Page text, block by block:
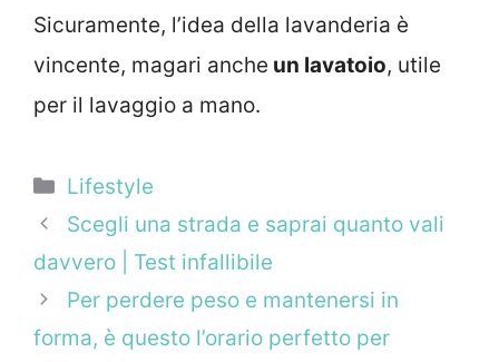
Sicuramente, l’idea della lavanderia è
vincente, magari anche un lavatoio, utile
per il lavaggio a mano.
Categorie
Lifestyle
Scegli una strada e saprai quanto vali
davvero | Test infallibile
Per perdere peso e mantenersi in
forma, è questo l’orario perfetto per